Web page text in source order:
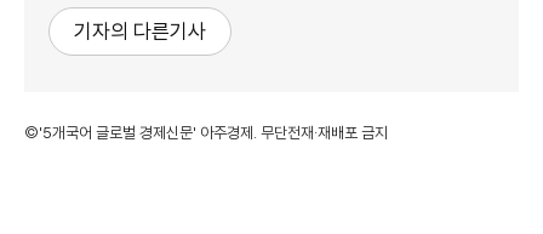
기자의 다른기사
©'5개국어 글로벌 경제신문' 아주경제. 무단전재·재배포 금지